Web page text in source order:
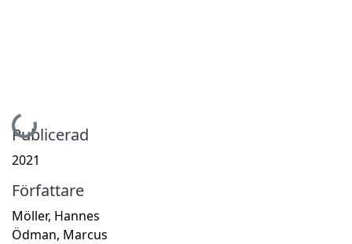
Hämtar...
Publicerad
2021
Författare
Möller, Hannes
Ödman, Marcus